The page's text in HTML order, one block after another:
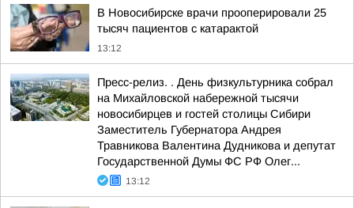
В Новосибирске врачи прооперировали 25
тысяч пациентов с катарактой
13:12
Пресс-релиз. . День физкультурника собрал
на Михайловской набережной тысячи
новосибирцев и гостей столицы Сибири
Заместитель Губернатора Андрея
Травникова Валентина Дудникова и депутат
Государственной Думы ФС РФ Олег...
13:12